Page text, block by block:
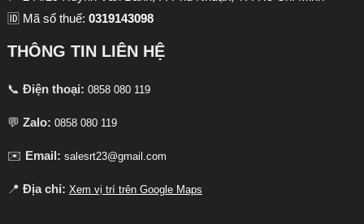
🆔 Mã số thuế: 0319143098
THÔNG TIN LIÊN HỆ
📞 Điện thoại: 0858 080 119
💬 Zalo: 0858 080 119
✉️ Email: salesrt23@gmail.com
📍 Địa chỉ: Xem vị trí trên Google Maps